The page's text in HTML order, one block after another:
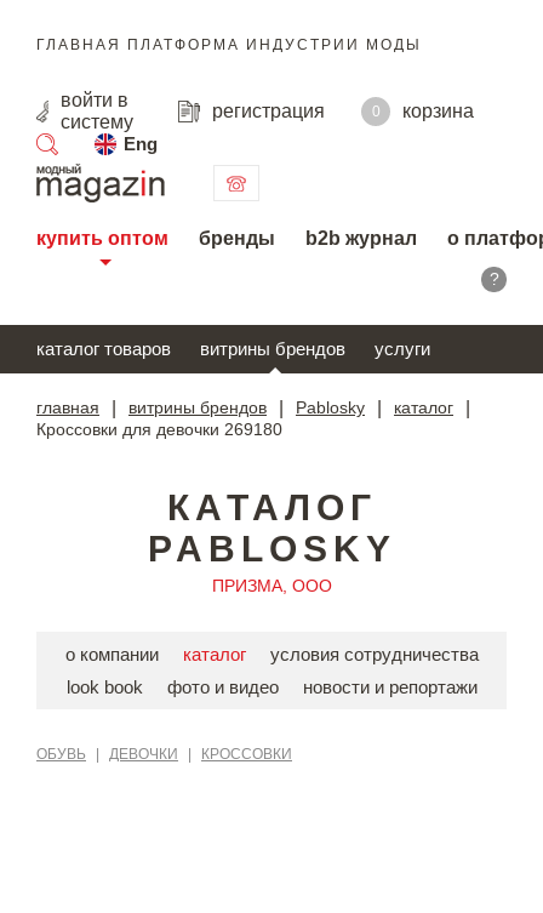
ГЛАВНАЯ ПЛАТФОРМА ИНДУСТРИИ МОДЫ
войти в
систему
регистрация 0
корзина
Eng
поиск
купить оптом бренды b2b журнал о
?
каталог товаров витрины брендов услуги
главная витрины брендов Pablosky каталог
Кроссовки для девочки 269180
КАТАЛОГ
PABLOSKY
ПРИЗМА, ООО
о компании каталог
условия сотрудничества
look book
фото и видео новости и репортажи
ОБУВЬ ДЕВОЧКИ КРОССОВКИ